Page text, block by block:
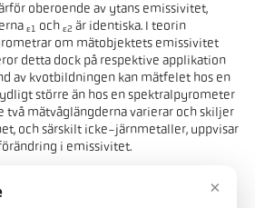
oberoende av ytans emissivitet,
ε1 och ε2 är identiska. I teorin
om mätobjektets emissivitet
detta dock på respektive applikation
av kvotbildningen kan mätfelet hos en
större än hos en spektralpyrometer
två mätvåglängderna varierar och skiljer
och särskilt icke-järnmetaller, uppvisar
i emissivitet.
damm, ånga eller rök orsakar å andra
av strålningsintensiteten.
×